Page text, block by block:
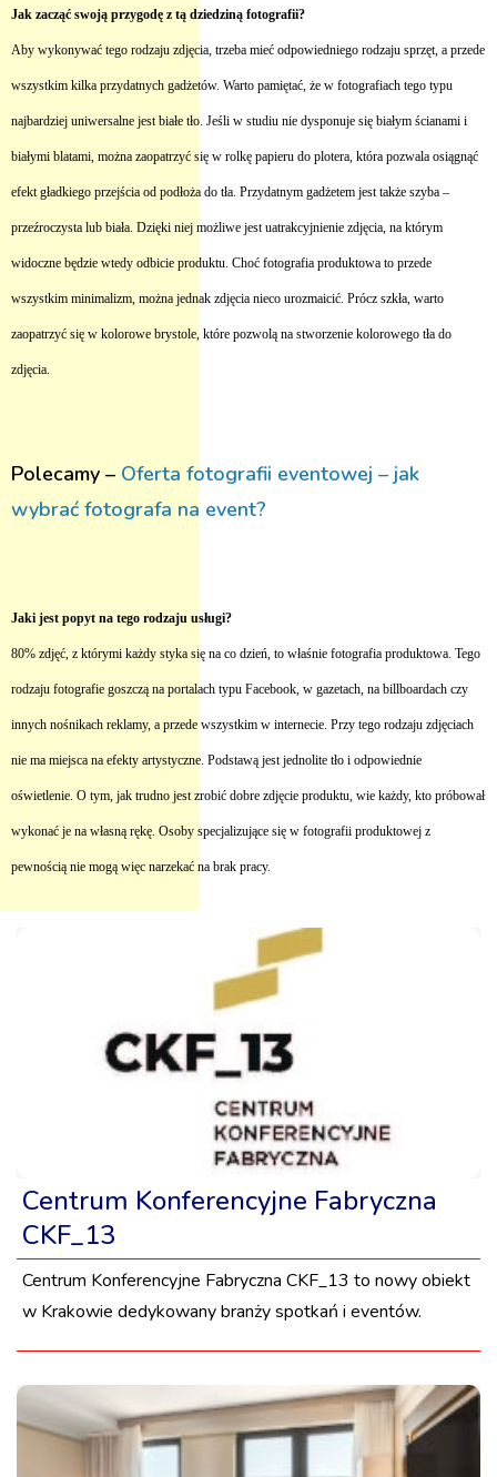
Jak zacząć swoją przygodę z tą dziedziną fotografii?
Aby wykonywać tego rodzaju zdjęcia, trzeba mieć odpowiedniego rodzaju sprzęt, a przede
wszystkim kilka przydatnych gadżetów. Warto pamiętać, że w fotografiach tego typu
najbardziej uniwersalne jest białe tło. Jeśli w studiu nie dysponuje się białym ścianami i
białymi blatami, można zaopatrzyć się w rolkę papieru do plotera, która pozwala osiągnąć
efekt gładkiego przejścia od podłoża do tła. Przydatnym gadżetem jest także szyba –
przeźroczysta lub biała. Dzięki niej możliwe jest uatrakcyjnienie zdjęcia, na którym
widoczne będzie wtedy odbicie produktu. Choć fotografia produktowa to przede
wszystkim minimalizm, można jednak zdjęcia nieco urozmaicić. Prócz szkła, warto
zaopatrzyć się w kolorowe brystole, które pozwolą na stworzenie kolorowego tła do
zdjęcia.
Polecamy – Oferta fotografii eventowej – jak
wybrać fotografa na event?
Jaki jest popyt na tego rodzaju usługi?
80% zdjęć, z którymi każdy styka się na co dzień, to właśnie fotografia produktowa. Tego
rodzaju fotografie goszczą na portalach typu Facebook, w gazetach, na billboardach czy
innych nośnikach reklamy, a przede wszystkim w internecie. Przy tego rodzaju zdjęciach
nie ma miejsca na efekty artystyczne. Podstawą jest jednolite tło i odpowiednie
oświetlenie. O tym, jak trudno jest zrobić dobre zdjęcie produktu, wie każdy, kto próbował
wykonać je na własną rękę. Osoby specjalizujące się w fotografii produktowej z
pewnością nie mogą więc narzekać na brak pracy.
Centrum Konferencyjne Fabryczna
CKF_13
Centrum Konferencyjne Fabryczna CKF_13 to nowy obiekt
w Krakowie dedykowany branży spotkań i eventów.